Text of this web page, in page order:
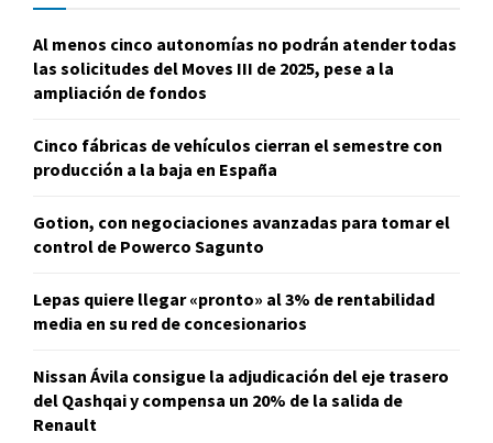
Al menos cinco autonomías no podrán atender todas
las solicitudes del Moves III de 2025, pese a la
ampliación de fondos
Cinco fábricas de vehículos cierran el semestre con
producción a la baja en España
Gotion, con negociaciones avanzadas para tomar el
control de Powerco Sagunto
Lepas quiere llegar «pronto» al 3% de rentabilidad
media en su red de concesionarios
Nissan Ávila consigue la adjudicación del eje trasero
del Qashqai y compensa un 20% de la salida de
Renault